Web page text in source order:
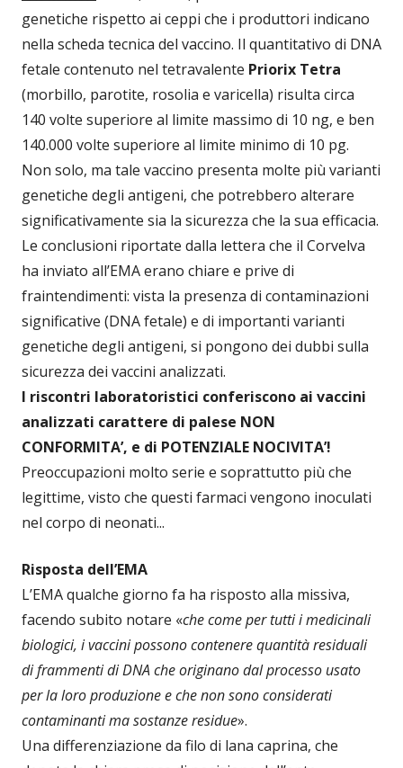
genetiche rispetto ai ceppi che i produttori indicano
nella scheda tecnica del vaccino. Il quantitativo di DNA
fetale contenuto nel tetravalente Priorix Tetra
(morbillo, parotite, rosolia e varicella) risulta circa
140 volte superiore al limite massimo di 10 ng, e ben
140.000 volte superiore al limite minimo di 10 pg.
Non solo, ma tale vaccino presenta molte più varianti
genetiche degli antigeni, che potrebbero alterare
significativamente sia la sicurezza che la sua efficacia.
Le conclusioni riportate dalla lettera che il Corvelva
ha inviato all’EMA erano chiare e prive di
fraintendimenti: vista la presenza di contaminazioni
significative (DNA fetale) e di importanti varianti
genetiche degli antigeni, si pongono dei dubbi sulla
sicurezza dei vaccini analizzati.
I riscontri laboratoristici conferiscono ai vaccini
analizzati carattere di palese NON
CONFORMITA’, e di POTENZIALE NOCIVITA’!
Preoccupazioni molto serie e soprattutto più che
legittime, visto che questi farmaci vengono inoculati
nel corpo di neonati...
Risposta dell’EMA
L’EMA qualche giorno fa ha risposto alla missiva,
facendo subito notare «che come per tutti i medicinali
biologici, i vaccini possono contenere quantità residuali
di frammenti di DNA che originano dal processo usato
per la loro produzione e che non sono considerati
contaminanti ma sostanze residue».
Una differenziazione da filo di lana caprina, che